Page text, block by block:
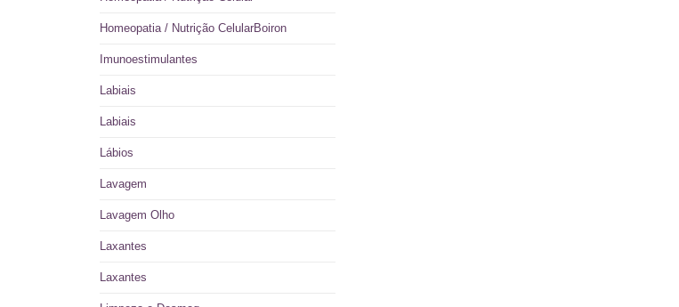
Homeopatia / Nutrição CelularBoiron
Imunoestimulantes
Labiais
Labiais
Lábios
Lavagem
Lavagem Olho
Laxantes
Laxantes